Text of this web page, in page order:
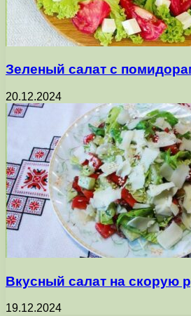
Зеленый салат с
20.12.2024
Вкусный салат на скорую
19.12.2024